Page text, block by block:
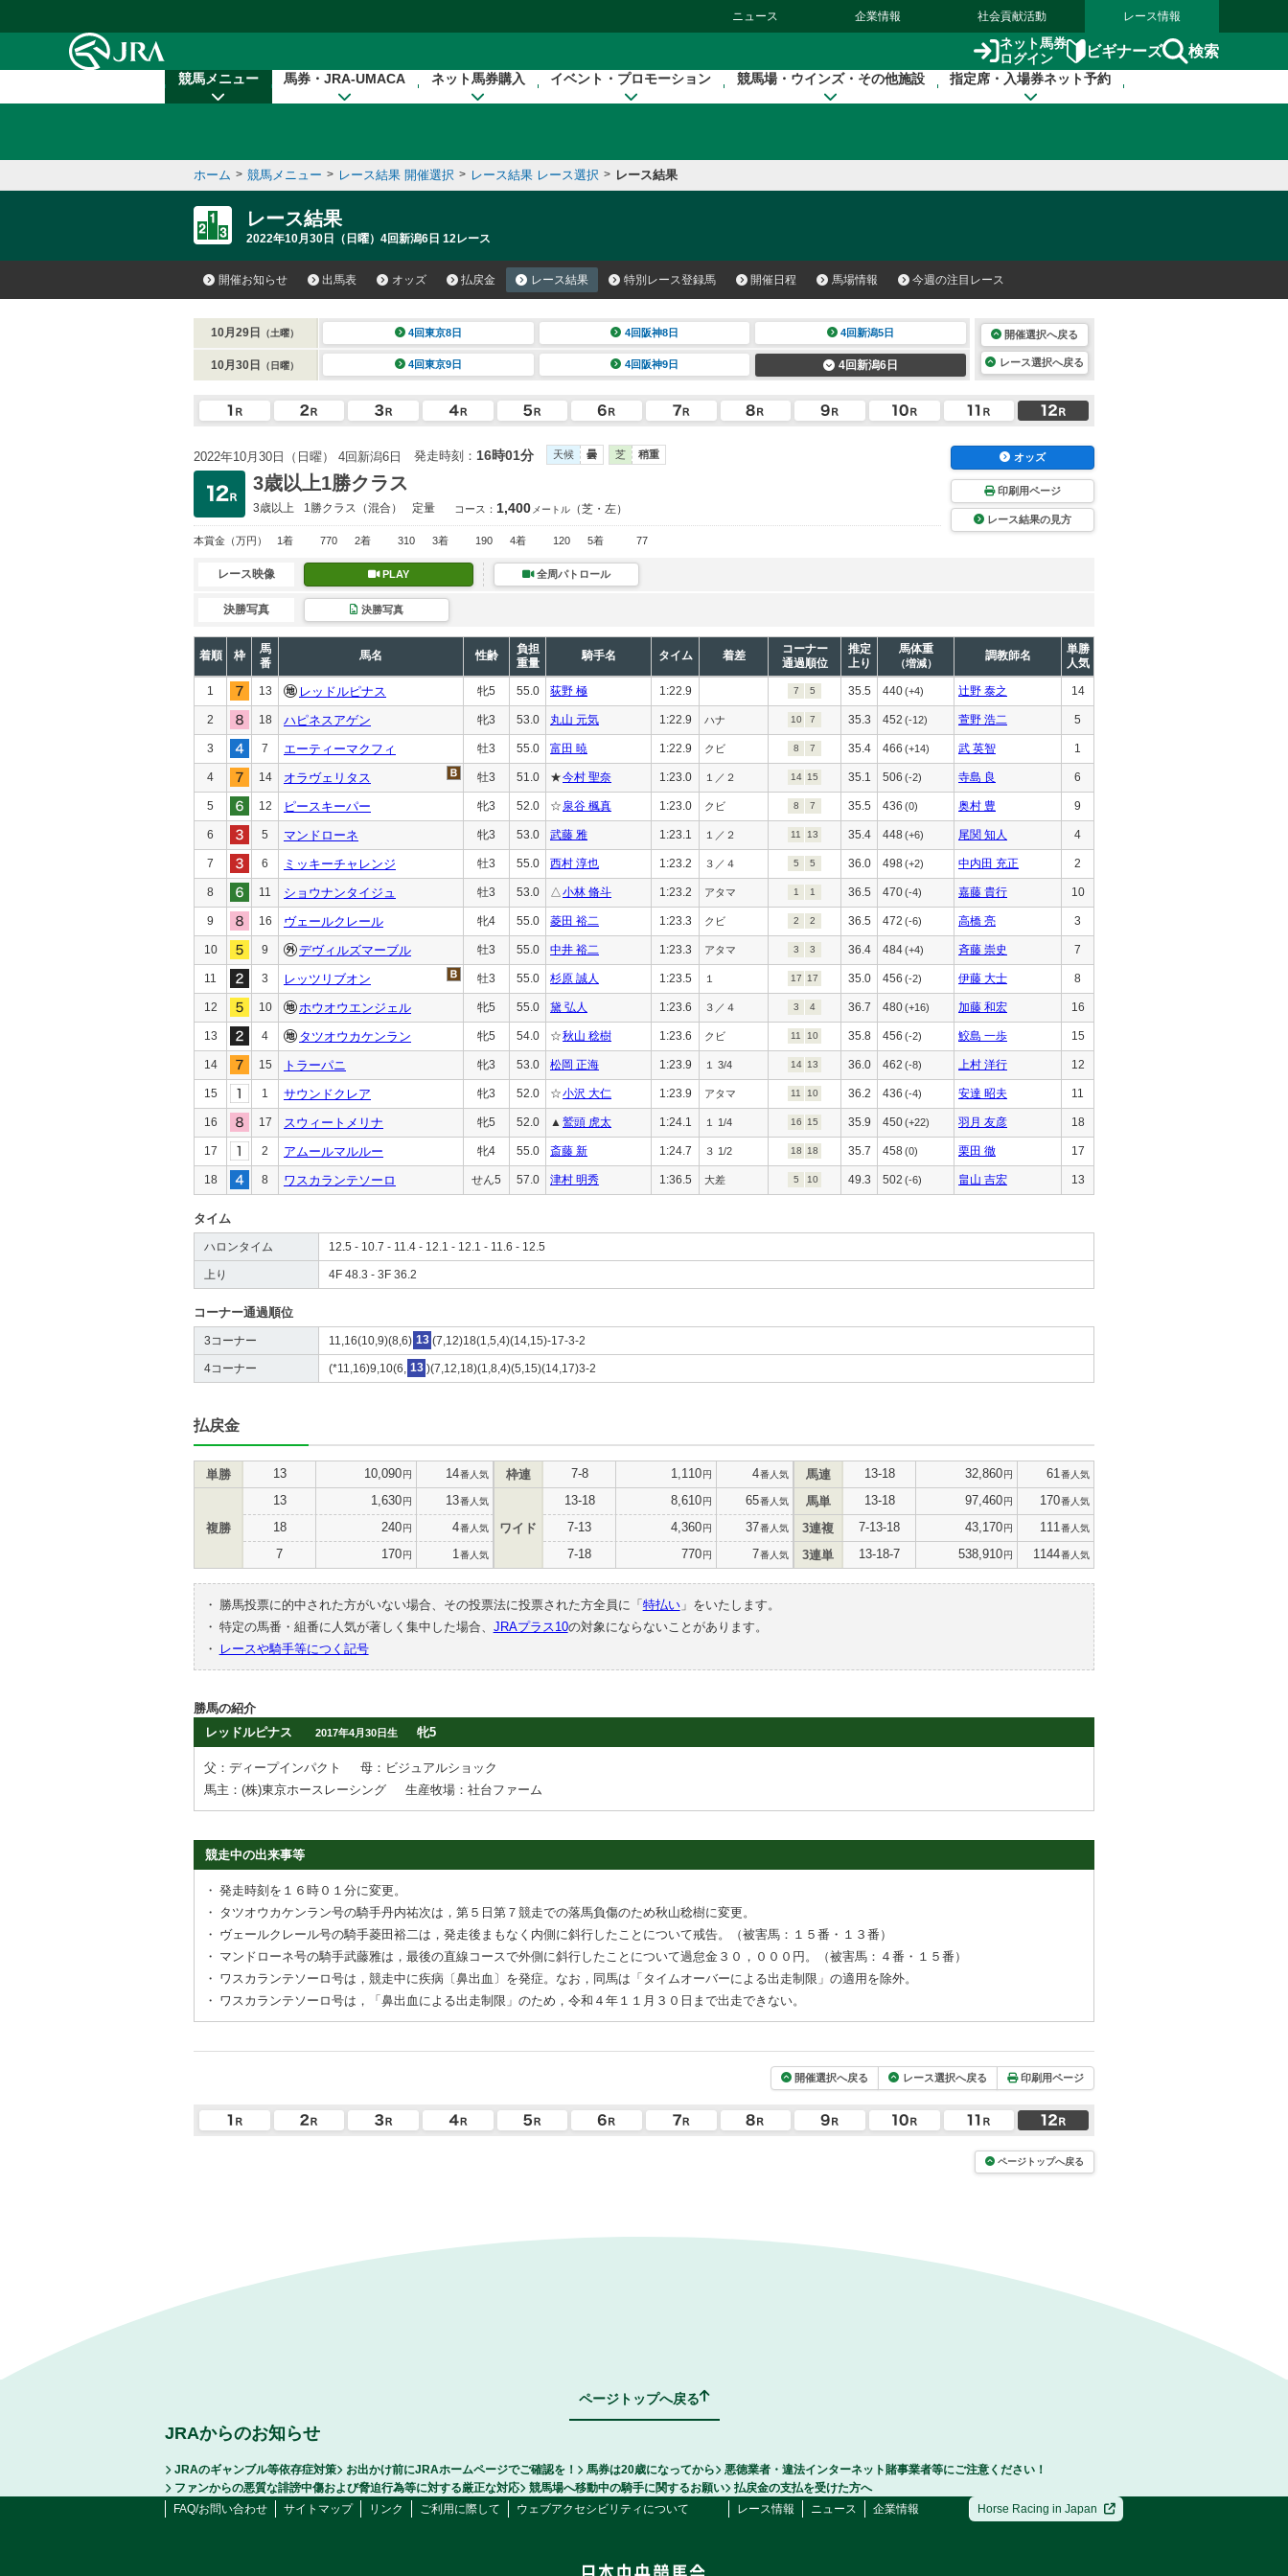
ニュース 企業情報 社会貢献活動 レース情報
ネット馬券
ログイン
ビギナーズ 検索
競馬メニュー 馬券・JRA-UMACA ネット馬券購入 イベント・プロモーション 競馬場・ウインズ・その他施設 指定席・入場券ネット予約
ホーム > 競馬メニュー > レース結果 開催選択 > レース結果 レース選択 > レース結果
レース結果
2022年10月30日（日曜）4回新潟6日 12レース
開催お知らせ 出馬表 オッズ 払戻金 レース結果 特別レース登録馬 開催日程 馬場情報 今週の注目レース
10月29日 （土曜） 4回東京8日 4回阪神8日 4回新潟5日
10月30日 （日曜） 4回東京9日 4回阪神9日 4回新潟6日
開催選択へ戻る
レース選択へ戻る
2022年10月30日（日曜） 4回新潟6日 発走時刻： 16時01分 天候 曇 芝 稍重
3歳以上1勝クラス
3歳以上 1勝クラス （混合） 定量 コース： 1,400 メートル （芝・左）
本賞金 （万円） 1着 770 2着 310 3着 190 4着 120 5着 77
オッズ
印刷用ページ
レース結果の見方
レース映像 PLAY 全周パトロール
決勝写真 決勝写真
着順 枠
馬
番
馬名 性齢
負担
重量
騎手名 タイム 着差
コーナー
通過順位
推定
上り
馬体重
（増減）
調教師名
単勝
人気
1 13 レッドルピナス 牝5 55.0 荻野 極 1:22.9 7 5 35.5 440(+4) 辻野 泰之 14
2 18 ハピネスアゲン 牝3 53.0 丸山 元気 1:22.9 ハナ 10 7 35.3 452 (-12) 萱野 浩二 5
3 7 エーティーマクフィ 牡3 55.0 富田 暁 1:22.9 クビ 8 7 35.4 466 (+14) 武 英智 1
4 14 オラヴェリタス 牡3 51.0 ★今村 聖奈 1:23.0 １／２ 14 15 35.1 506 (-2) 寺島 良 6
5 12 ピースキーパー 牝3 52.0 ☆ 泉谷 楓真 1:23.0 クビ 8 7 35.5 436 (0) 奥村 豊 9
6 5 マンドローネ 牝3 53.0 武藤 雅 1:23.1 １／２ 11 13 35.4 448 (+6) 尾関 知人 4
7 6 ミッキーチャレンジ 牡3 55.0 西村 淳也 1:23.2 ３／４ 5 5 36.0 498(+2) 中内田 充正 2
8 11 ショウナンタイジュ 牡3 53.0 △小林 脩斗 1:23.2 アタマ 1 1 36.5 470(-4) 嘉藤 貴行 10
9 16 ヴェールクレール 牝4 55.0 菱田 裕二 1:23.3 クビ 2 2 36.5 472 (-6) 高橋 亮 3
10 9 デヴィルズマーブル 牡3 55.0 中井 裕二 1:23.3 アタマ 3 3 36.4 484(+4) 斉藤 崇史 7
11 3 レッツリブオン 牡3 55.0 杉原 誠人 1:23.5 １ 17 17 35.0 456 (-2) 伊藤 大士 8
12 10 ホウオウエンジェル 牝5 55.0 黛 弘人 1:23.6 ３／４ 3 4 36.7 480(+16) 加藤 和宏 16
13 4 タツオウカケンラン 牝5 54.0 ☆秋山 稔樹 1:23.6 クビ 11 10 35.8 456 (-2) 鮫島 一歩 15
14 15 トラーパニ 牝3 53.0 松岡 正海 1:23.9 １ 3/4 14 13 36.0 462 (-8) 上村 洋行 12
15 1 サウンドクレア 牝3 52.0 ☆小沢 大仁 1:23.9 アタマ 11 10 36.2 436 (-4) 安達 昭夫 11
16 17 スウィートメリナ 牝5 52.0 ▲ 鷲頭 虎太 1:24.1 １ 1/4 16 15 35.9 450(+22) 羽月 友彦 18
17 2 アムールマルルー 牝4 55.0 斎藤 新 1:24.7 ３ 1/2 18 18 35.7 458(0) 栗田 徹 17
18 8 ワスカランテソーロ せん5 57.0 津村 明秀 1:36.5 大差 5 10 49.3 502 (-6) 畠山 吉宏 13
タイム
ハロンタイム 12.5 - 10.7 - 11.4 - 12.1 - 12.1 - 11.6 - 12.5
上り 4F 48.3 - 3F 36.2
コーナー通過順位
3コーナー 11,16(10,9)(8,6) 13 (7,12)18(1,5,4)(14,15)-17-3-2
4コーナー (*11,16)9,10(6, 13 )(7,12,18)(1,8,4)(5,15)(14,17)3-2
払戻金
単勝 13 10,090円 14番人気
複勝
13 1,630円 13番人気
18 240円 4番人気
7 170円 1 番人気
枠連 7-8 1,110円 4番人気
ワイド
13-18 8,610円 65番人気
7-13 4,360円 37番人気
7-18 770円 7番人気
馬連 13-18 32,860円 61 番人気
馬単 13-18 97,460円 170番人気
3連複 7-13-18 43,170円 111 番人気
3連単 13-18-7 538,910円 1144番人気
・ 勝馬投票に的中された方がいない場合、その投票法に投票された方全員に「 特払い」をいたします。
・ 特定の馬番・組番に人気が著しく集中した場合、 JRAプラス10の対象にならないことがあります。
・
レースや騎手等につく記号
勝馬の紹介
レッドルピナス
2017年4月30日生 牝5
父：ディープインパクト
母：ビジュアルショック
馬主：(株)東京ホースレーシング
生産牧場：社台ファーム
競走中の出来事等
・ 発走時刻を１６時０１分に変更。
・ タツオウカケンラン号の騎手丹内祐次は，第５日第７競走での落馬負傷のため秋山稔樹に変更。
・ ヴェールクレール号の騎手菱田裕二は，発走後まもなく内側に斜行したことについて戒告。（被害馬：１５番・１３番）
・ マンドローネ号の騎手武藤雅は，最後の直線コースで外側に斜行したことについて過怠金３０，０００円。（被害馬：４番・１５番）
・ ワスカランテソーロ号は，競走中に疾病〔鼻出血〕を発症。なお，同馬は「タイムオーバーによる出走制限」の適用を除外。
・ ワスカランテソーロ号は，「鼻出血による出走制限」のため，令和４年１１月３０日まで出走できない。
開催選択へ戻る レース選択へ戻る 印刷用ページ
ページトップへ戻る
ページトップへ戻る
JRAからのお知らせ
JRAのギャンブル等依存症対策 お出かけ前にJRAホームページでご確認を！ 馬券は20歳になってから
悪徳業者・違法インターネット賭事業者等にご注意ください！
ファンからの悪質な誹謗中傷および脅迫行為等に対する厳正な対応
競馬場へ移動中の騎手に関するお願い
払戻金の支払を受けた方へ
FAQ/お問い合わせ
サイトマップ リンク ご利用に際して ウェブアクセシビリティについて レース情報 ニュース 企業情報 Horse Racing in Japan